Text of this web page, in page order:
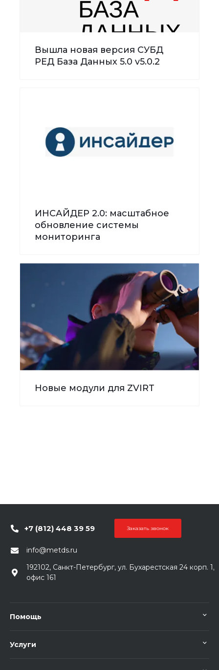
Вышла новая версия СУБД
РЕД База Данных 5.0 v5.0.2
ИНСАЙДЕР 2.0: масштабное
обновление системы
мониторинга
Новые модули для ZVIRT
+7 (812) 448 39 59 Заказать звонок
info@metds.ru
192102, Санкт-Петербург, ул. Бухарестская 24 корп. 1,
офис 161
Помощь
Услуги